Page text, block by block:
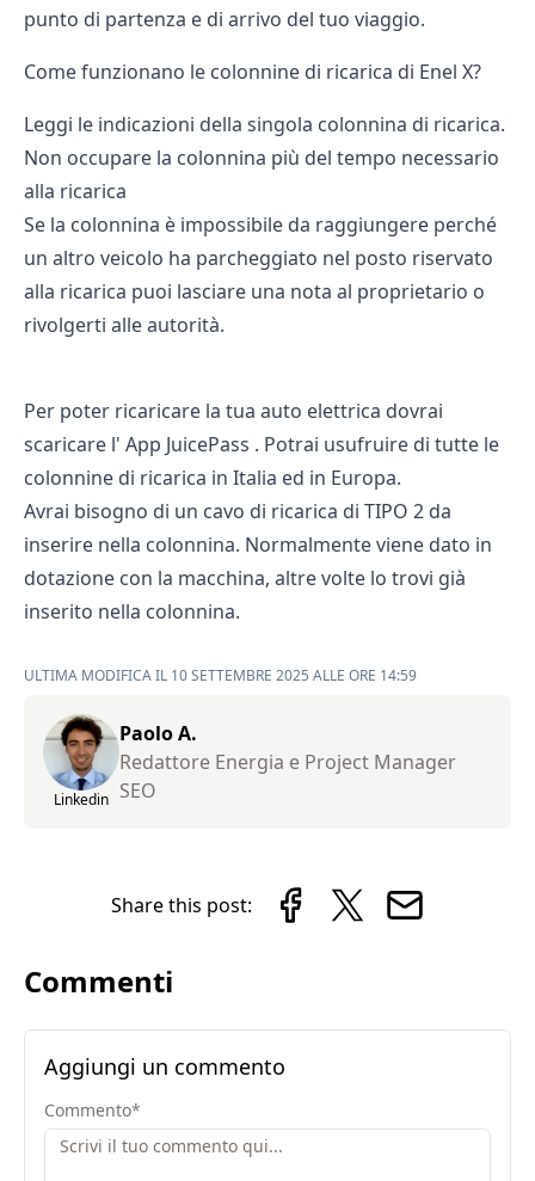
punto di partenza e di arrivo del tuo viaggio.
Come funzionano le colonnine di ricarica di Enel X?
Leggi le indicazioni della singola colonnina di ricarica.
Non occupare la colonnina più del tempo necessario
alla ricarica
Se la colonnina è impossibile da raggiungere perché
un altro veicolo ha parcheggiato nel posto riservato
alla ricarica puoi lasciare una nota al proprietario o
rivolgerti alle autorità.
Per poter ricaricare la tua auto elettrica dovrai
scaricare l' App JuicePass . Potrai usufruire di tutte le
colonnine di ricarica in Italia ed in Europa.
Avrai bisogno di un cavo di ricarica di TIPO 2 da
inserire nella colonnina. Normalmente viene dato in
dotazione con la macchina, altre volte lo trovi già
inserito nella colonnina.
ULTIMA MODIFICA IL 10 SETTEMBRE 2025 ALLE ORE 14:59
Linkedin
Paolo A.
Redattore Energia e Project Manager
SEO
Share this post:
Commenti
Aggiungi un commento
Commento*